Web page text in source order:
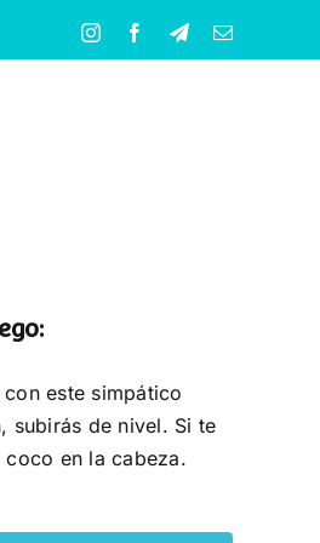
InstagramFacebookTelegramCorreo
este simpático
subirás de nivel. Si te
en la cabeza.